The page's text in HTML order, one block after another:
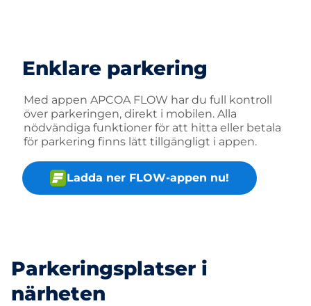
Enklare parkering
Med appen APCOA FLOW har du full kontroll
över parkeringen, direkt i mobilen. Alla
nödvändiga funktioner för att hitta eller betala
för parkering finns lätt tillgängligt i appen.
Ladda ner FLOW-appen nu!
Parkeringsplatser i
närheten